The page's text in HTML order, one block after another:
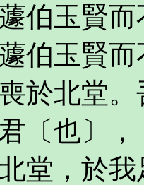
伯玉賢
伯玉賢
喪於北堂
〔也〕
堂，於